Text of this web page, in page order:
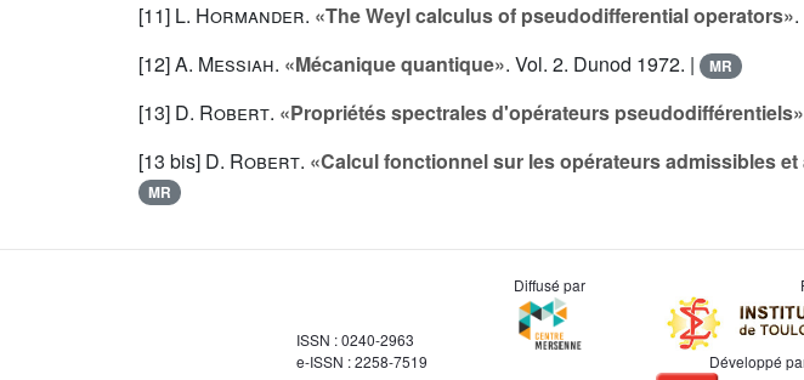
[11] L. Hormander. «The Weyl calculus of pseudodifferential operators».
[12]A. Messiah. «Mécanique quantique». Vol. 2. Dunod 1972. | MR
[13] D. Robert. «Propriétés spectrales d'opérateurs pseudodifférentiels»
[13 bis] D. Robert. «Calcul fonctionnel sur les opérateurs admissibles
MR
ISSN : 0240-2963
e-ISSN : 2258-7519
Diffusé par
Développé